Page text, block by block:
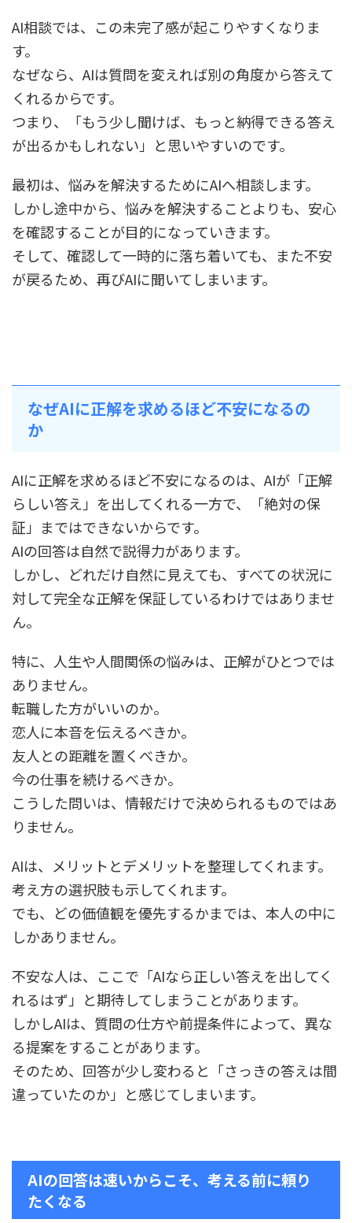
AI相談では、この未完了感が起こりやすくなりま
す。
なぜなら、AIは質問を変えれば別の角度から答えて
くれるからです。
つまり、「もう少し聞けば、もっと納得できる答え
が出るかもしれない」と思いやすいのです。
最初は、悩みを解決するためにAIへ相談します。
しかし途中から、悩みを解決することよりも、安心
を確認することが目的になっていきます。
そして、確認して一時的に落ち着いても、また不安
が戻るため、再びAIに聞いてしまいます。
なぜAIに正解を求めるほど不安になるの
か
AIに正解を求めるほど不安になるのは、AIが「正解
らしい答え」を出してくれる一方で、「絶対の保
証」まではできないからです。
AIの回答は自然で説得力があります。
しかし、どれだけ自然に見えても、すべての状況に
対して完全な正解を保証しているわけではありませ
ん。
特に、人生や人間関係の悩みは、正解がひとつでは
ありません。
転職した方がいいのか。
恋人に本音を伝えるべきか。
友人との距離を置くべきか。
今の仕事を続けるべきか。
こうした問いは、情報だけで決められるものではあ
りません。
AIは、メリットとデメリットを整理してくれます。
考え方の選択肢も示してくれます。
でも、どの価値観を優先するかまでは、本人の中に
しかありません。
不安な人は、ここで「AIなら正しい答えを出してく
れるはず」と期待してしまうことがあります。
しかしAIは、質問の仕方や前提条件によって、異な
る提案をすることがあります。
そのため、回答が少し変わると「さっきの答えは間
違っていたのか」と感じてしまいます。
AIの回答は速いからこそ、考える前に頼り
たくなる